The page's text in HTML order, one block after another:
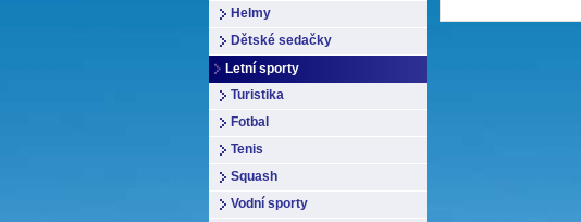
Helmy
Dětské sedačky
Letní sporty
Turistika
Fotbal
Tenis
Squash
Vodní sporty